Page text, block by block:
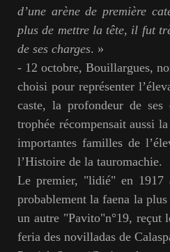
d’une arène de première
plus de mettre la tête, il fut
de ses charges. »
- 12 octobre, Bouillargues,
choisi pour représenter
caste, la profondeur de
trophée récompensait aussi
importantes familles de
l’Histoire de la tauromachie.
Le premier, "lidié" en 1917
probablement la faena la
un autre "Pavito"n°19, reçut
feria des novilladas de